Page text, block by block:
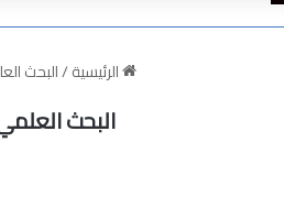
الرئيسية/البحث
البحث